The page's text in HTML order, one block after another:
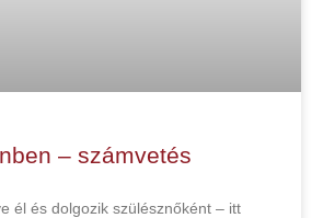
– számvetés
él és dolgozik szülésznőként – itt